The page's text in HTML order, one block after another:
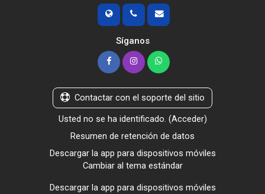
Síganos
Contactar con el soporte del sitio
Usted no se ha identificado. (Acceder)
Resumen de retención de datos
Descargar la app para dispositivos móviles
Cambiar al tema estándar
Descargar la app para dispositivos móviles